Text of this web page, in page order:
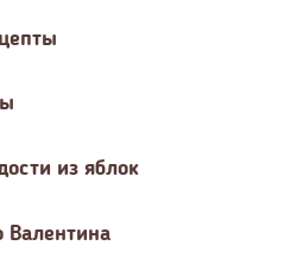
из яблок
Валентина